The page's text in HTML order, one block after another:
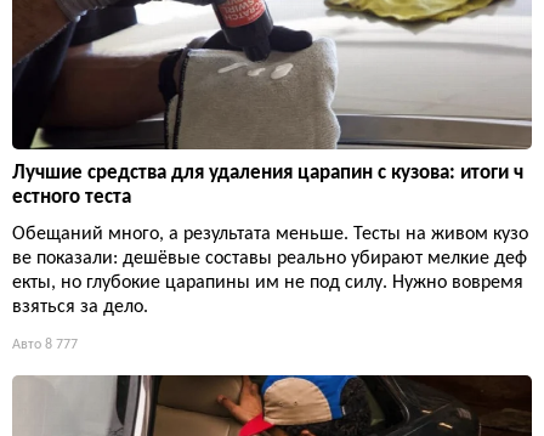
Лучшие средства для удаления царапин с кузова: итоги ч
естного теста
Обещаний много, а результата меньше. Тесты на живом кузо
ве показали: дешёвые составы реально убирают мелкие деф
екты, но глубокие царапины им не под силу. Нужно вовремя
взяться за дело.
Авто 8 777